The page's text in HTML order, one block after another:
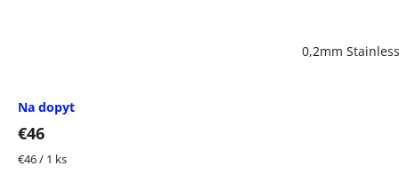
0,2mm
Na dopyt
€46
Jednotková
€46 / 1 ks